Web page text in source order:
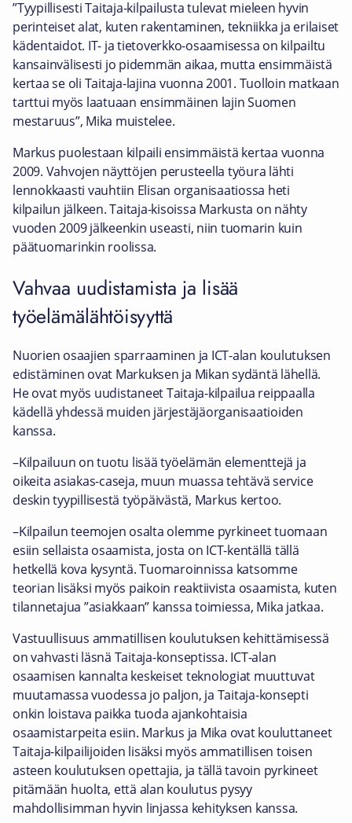
”Tyypillisesti Taitaja-kilpailusta tulevat mieleen hyvin
perinteiset alat, kuten rakentaminen, tekniikka ja erilaiset
kädentaidot. IT- ja tietoverkko-osaamisessa on kilpailtu
kansainvälisesti jo pidemmän aikaa, mutta ensimmäistä
kertaa se oli Taitaja-lajina vuonna 2001. Tuolloin matkaan
tarttui myös laatuaan ensimmäinen lajin Suomen
mestaruus”, Mika muistelee.
Markus puolestaan kilpaili ensimmäistä kertaa vuonna
2009. Vahvojen näyttöjen perusteella työura lähti
lennokkaasti vauhtiin Elisan organisaatiossa heti
kilpailun jälkeen. Taitaja-kisoissa Markusta on nähty
vuoden 2009 jälkeenkin useasti, niin tuomarin kuin
päätuomarinkin roolissa.
Vahvaa uudistamista ja lisää
työelämälähtöisyyttä
Nuorien osaajien sparraaminen ja ICT-alan koulutuksen
edistäminen ovat Markuksen ja Mikan sydäntä lähellä.
He ovat myös uudistaneet Taitaja-kilpailua reippaalla
kädellä yhdessä muiden järjestäjäorganisaatioiden
kanssa.
–Kilpailuun on tuotu lisää työelämän elementtejä ja
oikeita asiakas-caseja, muun muassa tehtävä service
deskin tyypillisestä työpäivästä, Markus kertoo.
–Kilpailun teemojen osalta olemme pyrkineet tuomaan
esiin sellaista osaamista, josta on ICT-kentällä tällä
hetkellä kova kysyntä. Tuomaroinnissa katsomme
teorian lisäksi myös paikoin reaktiivista osaamista, kuten
tilannetajua ”asiakkaan” kanssa toimiessa, Mika jatkaa.
Vastuullisuus ammatillisen koulutuksen kehittämisessä
on vahvasti läsnä Taitaja-konseptissa. ICT-alan
osaamisen kannalta keskeiset teknologiat muuttuvat
muutamassa vuodessa jo paljon, ja Taitaja-konsepti
onkin loistava paikka tuoda ajankohtaisia
osaamistarpeita esiin. Markus ja Mika ovat kouluttaneet
Taitaja-kilpailijoiden lisäksi myös ammatillisen toisen
asteen koulutuksen opettajia, ja tällä tavoin pyrkineet
pitämään huolta, että alan koulutus pysyy
mahdollisimman hyvin linjassa kehityksen kanssa.